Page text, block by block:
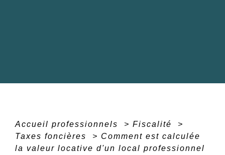
Accueil professionnels > Fiscalité
>
Taxes foncières
> Comment est calculée
la valeur locative d'un local professionnel